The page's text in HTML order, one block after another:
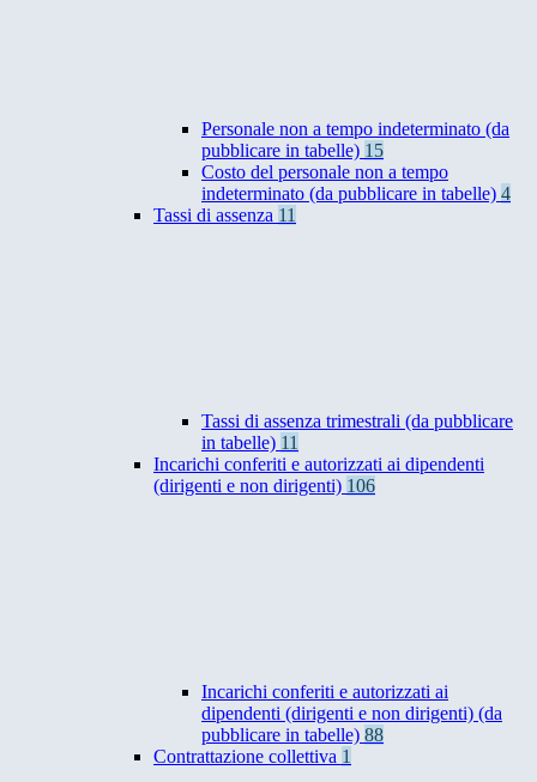
Personale non a tempo indeterminato (da
pubblicare in tabelle) 15
Costo del personale non a tempo
indeterminato (da pubblicare in tabelle) 4
Tassi di assenza 11
Tassi di assenza trimestrali (da pubblicare
in tabelle) 11
Incarichi conferiti e autorizzati ai dipendenti
(dirigenti e non dirigenti) 106
Incarichi conferiti e autorizzati ai
dipendenti (dirigenti e non dirigenti) (da
pubblicare in tabelle) 88
Contrattazione collettiva 1